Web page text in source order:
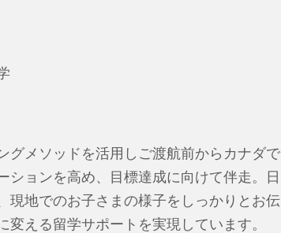
グメソッドを活用しご渡航前からカナダで
ションを高め、目標達成に向けて伴走。日
現地でのお子さまの様子をしっかりとお伝
変える留学サポートを実現しています。